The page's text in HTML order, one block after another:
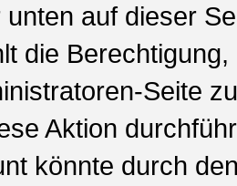
unten auf dieser
die
Seite
Aktion
könnte durch